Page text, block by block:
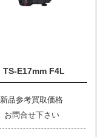
TS-E17mm F4L
新品参考買取価格
お問合せ下さい